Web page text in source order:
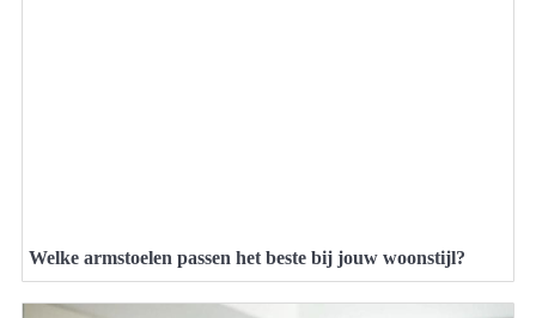
Welke armstoelen passen het beste bij jouw woonstijl?